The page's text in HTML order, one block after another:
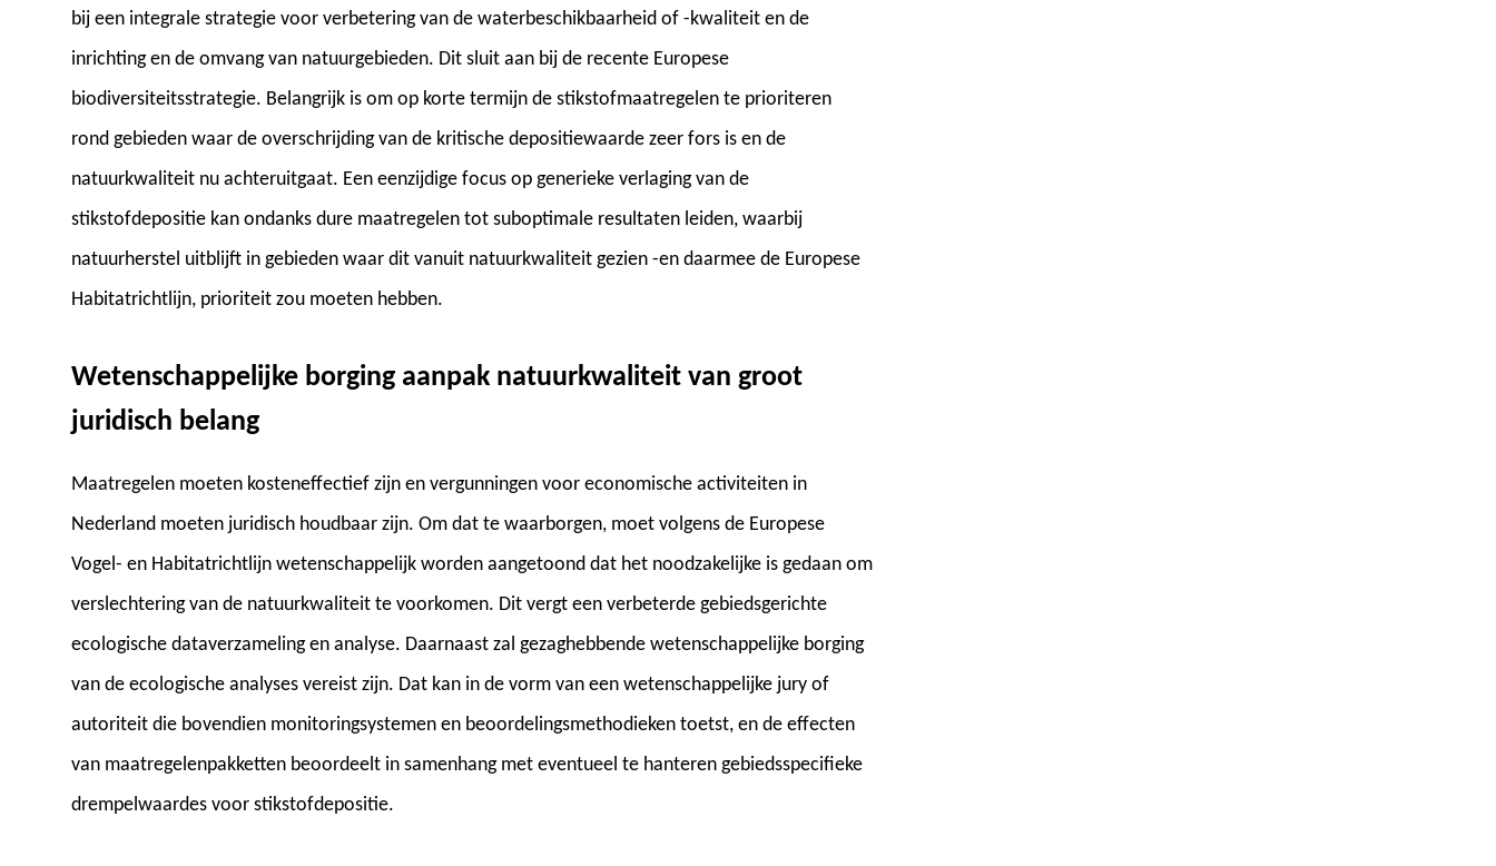
bij een integrale strategie voor verbetering van de waterbeschikbaarheid of -kwaliteit en de
inrichting en de omvang van natuurgebieden. Dit sluit aan bij de recente Europese
biodiversiteitsstrategie. Belangrijk is om op korte termijn de stikstofmaatregelen te prioriteren
rond gebieden waar de overschrijding van de kritische depositiewaarde zeer fors is en de
natuurkwaliteit nu achteruitgaat. Een eenzijdige focus op generieke verlaging van de
stikstofdepositie kan ondanks dure maatregelen tot suboptimale resultaten leiden, waarbij
natuurherstel uitblijft in gebieden waar dit vanuit natuurkwaliteit gezien -en daarmee de Europese
Habitatrichtlijn, prioriteit zou moeten hebben.
Wetenschappelijke borging aanpak natuurkwaliteit van groot
juridisch belang
Maatregelen moeten kosteneffectief zijn en vergunningen voor economische activiteiten in
Nederland moeten juridisch houdbaar zijn. Om dat te waarborgen, moet volgens de Europese
Vogel- en Habitatrichtlijn wetenschappelijk worden aangetoond dat het noodzakelijke is gedaan om
verslechtering van de natuurkwaliteit te voorkomen. Dit vergt een verbeterde gebiedsgerichte
ecologische dataverzameling en analyse. Daarnaast zal gezaghebbende wetenschappelijke borging
van de ecologische analyses vereist zijn. Dat kan in de vorm van een wetenschappelijke jury of
autoriteit die bovendien monitoringsystemen en beoordelingsmethodieken toetst, en de effecten
van maatregelenpakketten beoordeelt in samenhang met eventueel te hanteren gebiedsspecifieke
drempelwaardes voor stikstofdepositie.